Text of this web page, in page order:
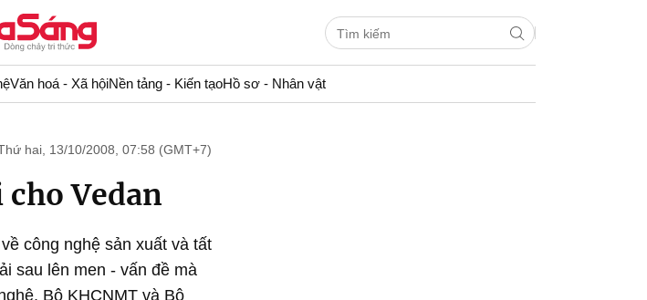
Văn hoá - Xã hộiNền tảng - Kiến tạoHồ sơ - Nhân vật
hai, 13/10/2008, 07:58 (GMT+7)
Vedan
công nghệ sản xuất và tất
sau lên men - vấn đề mà
Bộ KHCNMT và Bộ